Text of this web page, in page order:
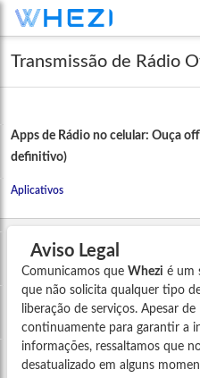
Transmissão de Rádio
Apps de Rádio no celular: Ouça
definitivo)
Aplicativos
Aviso Legal
Comunicamos que Whezi é um
que não solicita qualquer tipo
liberação de serviços. Apesar
continuamente para garantir a
informações, ressaltamos que
desatualizado em alguns